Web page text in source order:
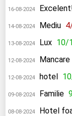
16-08-2024
14-08-2024 Mediu
13-08-2024 Lux 10/
12-08-2024
12-08-2024 hotel
09-08-2024 Familie
08-08-2024 Hotel